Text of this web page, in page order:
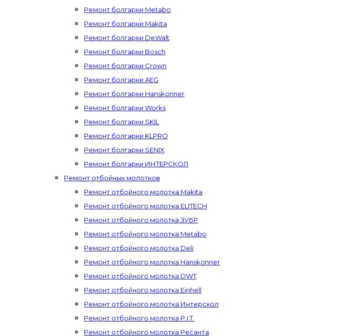
Ремонт болгарки Metabo
Ремонт болгарки Makita
Ремонт болгарки DeWalt
Ремонт болгарки Bosch
Ремонт болгарки Crown
Ремонт болгарки AEG
Ремонт болгарки Hanskonner
Ремонт болгарки Works
Ремонт болгарки SKIL
Ремонт болгарки KLPRO
Ремонт болгарки SENIX
Ремонт болгарки ИНТЕРСКОЛ
Ремонт отбойных молотков
Ремонт отбойного молотка Makita
Ремонт отбойного молотка ELITECH
Ремонт отбойного молотка ЗУБР
Ремонт отбойного молотка Metabo
Ремонт отбойного молотка Deli
Ремонт отбойного молотка Hanskonner
Ремонт отбойного молотка DWT
Ремонт отбойного молотка Einhell
Ремонт отбойного молотка Интерскол
Ремонт отбойного молотка P.I.T.
Ремонт отбойного молотка Ресанта